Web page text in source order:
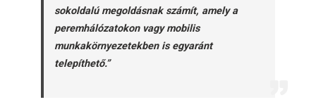
sokoldalú megoldásnak számít, amely a
peremhálózatokon vagy mobilis
munkakörnyezetekben is egyaránt
telepíthető.”